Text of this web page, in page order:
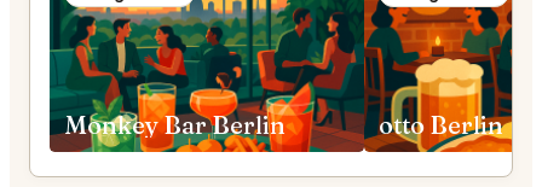
Monkey Bar Berlin otto Berlin